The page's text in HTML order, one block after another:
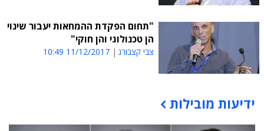
"תחום הפקדת ההמחאות יעבור שינוי
הן טכנולוגי והן חוקי"
צבי קצבורג 11/12/2017 10:49
תוכן פרסומי
ידיעות מובילות